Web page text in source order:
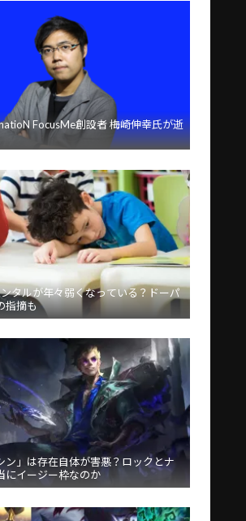
FocusMe創設者 梅崎伸幸氏が逝
タルが年々弱くなっている？ドーパ
指摘も
ン」は存在自体が害悪？ロックとナ
にイージー枠なのか